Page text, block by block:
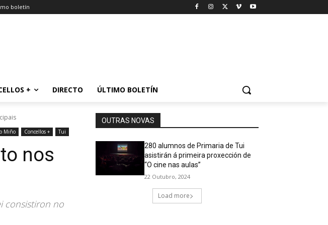
boletín
+ DIRECTO ÚLTIMO BOLETÍN
Miño Concellos + Tui
nos
consistiron no
OUTRAS NOVAS
280 alumnos de Primaria de Tui
asistirán á primeira proxección de
“O cine nas aulas”
22 Outubro, 2024
Load more